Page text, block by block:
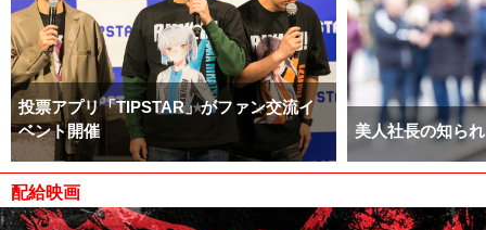
投票アプリ「TIPSTAR」がファン交流イ
ベント開催
美人社長の知ら
配給映画